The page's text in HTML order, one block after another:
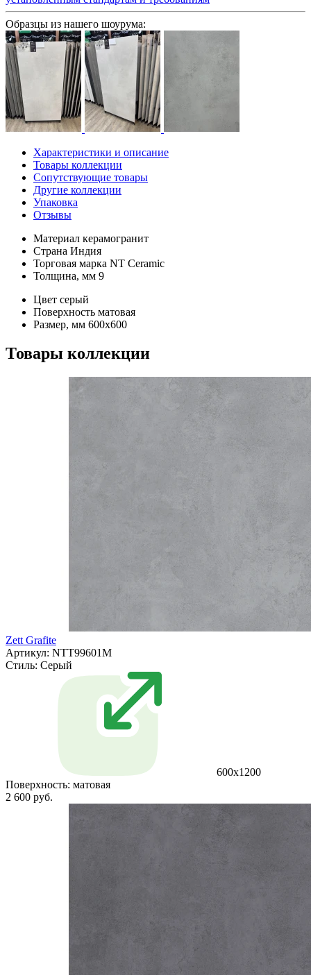
Образцы из нашего шоурума:
Характеристики и описание
Товары коллекции
Сопутствующие товары
Другие коллекции
Упаковка
Отзывы
Материал керамогранит
Страна Индия
Торговая марка NT Ceramic
Толщина, мм 9
Цвет серый
Поверхность матовая
Размер, мм 600x600
Товары коллекции
Zett Grafite
Артикул: NTT99601M
Стиль: Серый
600x1200
Поверхность: матовая
2 600 руб.